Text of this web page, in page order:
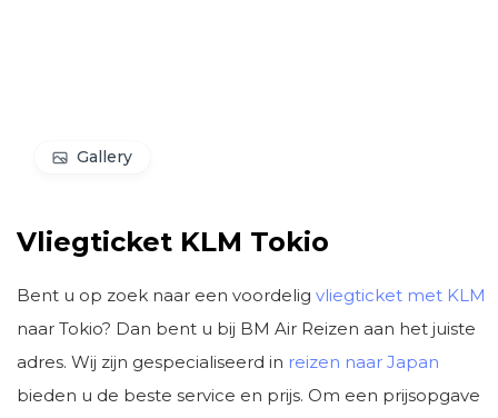
Gallery
Vliegticket KLM Tokio
Bent u op zoek naar een voordelig vliegticket met KLM
naar Tokio? Dan bent u bij BM Air Reizen aan het juiste
adres. Wij zijn gespecialiseerd in reizen naar Japan
bieden u de beste service en prijs. Om een prijsopgave